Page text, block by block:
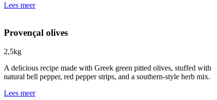
Lees meer
Provençal olives
2,5kg
A delicious recipe made with Greek green pitted olives, stuffed with
natural bell pepper, red pepper strips, and a southern-style herb mix.
Lees meer